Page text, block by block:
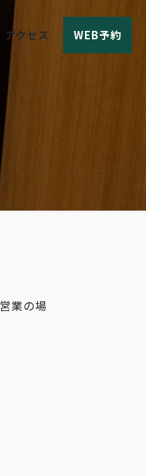
アクセス WEB予約
業の場